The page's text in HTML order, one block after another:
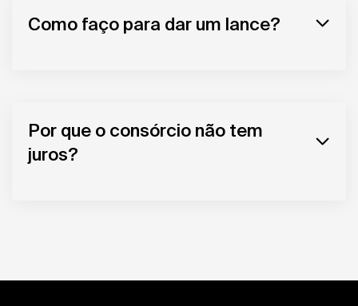
Como faço para dar um lance?
Por que o consórcio não tem
juros?